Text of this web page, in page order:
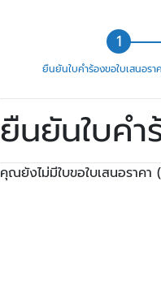
ยืนยันใบคำร้องขอใบเสนอรา
ยืนยันใบคำ
คุณยังไม่มีใบขอใบเสนอราคา